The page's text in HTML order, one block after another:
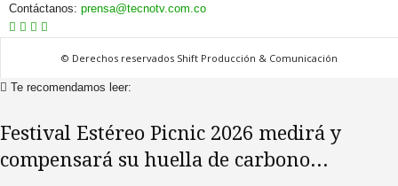
Contáctanos: prensa@tecnotv.com.co
© Derechos reservados Shift Producción & Comunicación
Te recomendamos leer:
Festival Estéreo Picnic 2026 medirá y
compensará su huella de carbono...